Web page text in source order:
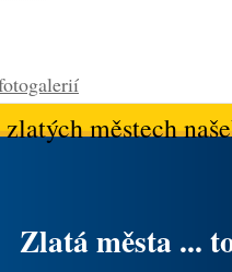
městech
Zlatá města ...